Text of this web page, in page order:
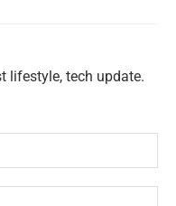
lifestyle, tech update.